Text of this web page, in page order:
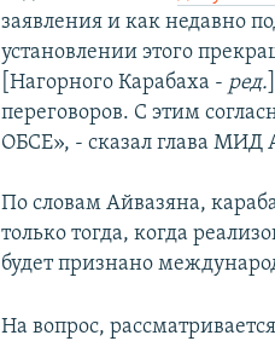
заявления и как недавно
установлении этого
[Нагорного Карабаха - ред.
переговоров. С этим
ОБСЕ», - сказал глава МИД
По словам Айвазяна,
только тогда, когда
будет признано
На вопрос,